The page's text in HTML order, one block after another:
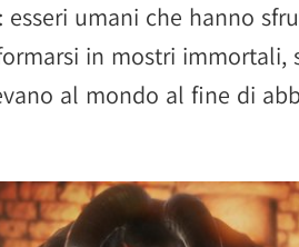
esseri umani che hanno
in mostri immortali,
al mondo al fine di